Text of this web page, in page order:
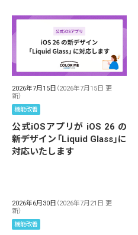
2026年7月15日 （2026年7月15日 更
新）
機能改善
公式iOSアプリが iOS 26 の
新デザイン「Liquid Glass」に
対応いたします
2026年6月30日 （2026年7月21日 更
新）
機能改善